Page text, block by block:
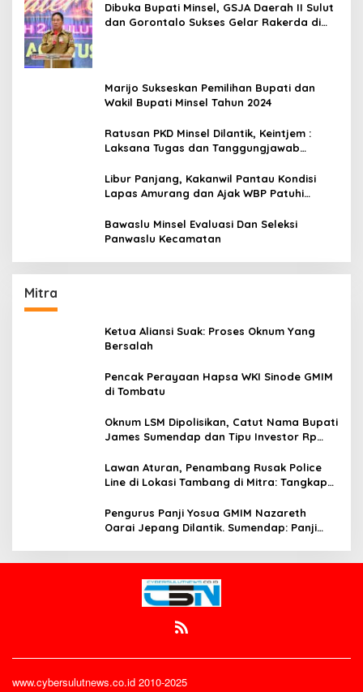
Dibuka Bupati Minsel, GSJA Daerah II Sulut
dan Gorontalo Sukses Gelar Rakerda di
Marijo Sukseskan Pemilihan Bupati dan
Wakil Bupati Minsel Tahun 2024
Ratusan PKD Minsel Dilantik, Keintjem :
Laksana Tugas dan Tanggungjawab
Libur Panjang, Kakanwil Pantau Kondisi
Lapas Amurang dan Ajak WBP Patuhi
Bawaslu Minsel Evaluasi Dan Seleksi
Panwaslu Kecamatan
Mitra
Ketua Aliansi Suak: Proses Oknum Yang
Bersalah
Pencak Perayaan Hapsa WKI Sinode GMIM
di Tombatu
Oknum LSM Dipolisikan, Catut Nama Bupati
James Sumendap dan Tipu Investor Rp
Lawan Aturan, Penambang Rusak Police
Line di Lokasi Tambang di Mitra: Tangkap
Pengurus Panji Yosua GMIM Nazareth
Oarai Jepang Dilantik. Sumendap: Panji
www.cybersulutnews.co.id 2010-2025